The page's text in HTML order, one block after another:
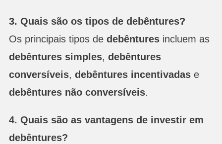
3. Quais são os tipos de debêntures?
Os principais tipos de debênturesincluem as
debêntures simples, debêntures
conversíveis, debêntures incentivadase
debêntures não conversíveis.
4. Quais são as vantagens de investir em
debêntures?